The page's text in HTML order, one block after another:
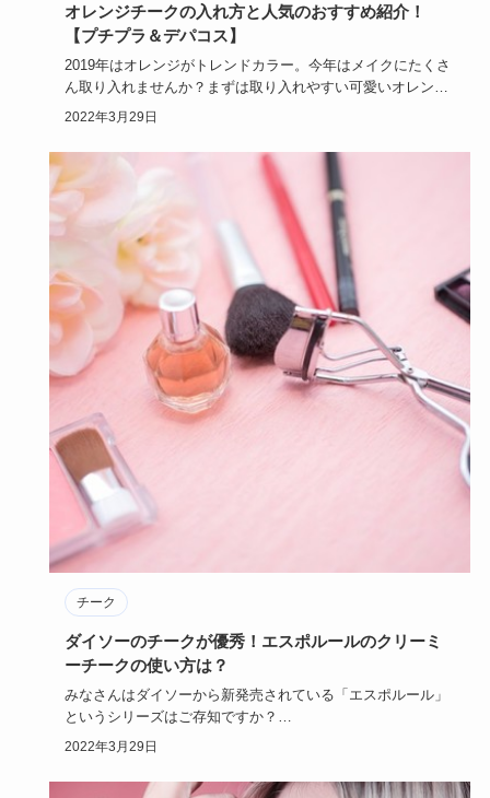
オレンジチークの入れ方と人気のおすすめ紹介！
【プチプラ＆デパコス】
2019年はオレンジがトレンドカラー。今年はメイクにたくさ
ん取り入れませんか？まずは取り入れやすい可愛いオレンジ
チークを紹…
2022年3月29日
チーク
ダイソーのチークが優秀！エスポルールのクリーミ
ーチークの使い方は？
みなさんはダイソーから新発売されている「エスポルール」
というシリーズはご存知ですか？
エスポルールはネイルで有名ですよね…
2022年3月29日